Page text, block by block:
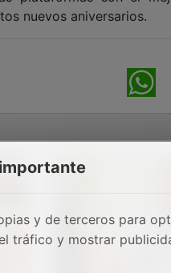
nuevos aniversarios.
y de terceros para
tráfico y mostrar